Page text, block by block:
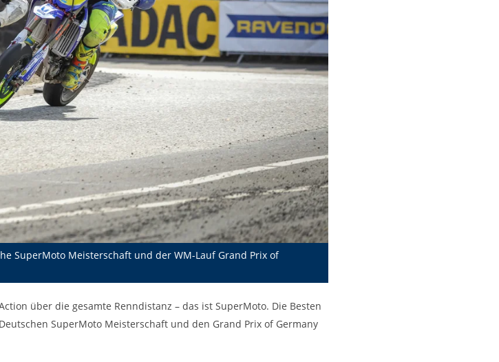
SuperMoto Meisterschaft und der WM-Lauf Grand Prix of
über die gesamte Renndistanz – das ist SuperMoto. Die Besten
SuperMoto Meisterschaft und den Grand Prix of Germany